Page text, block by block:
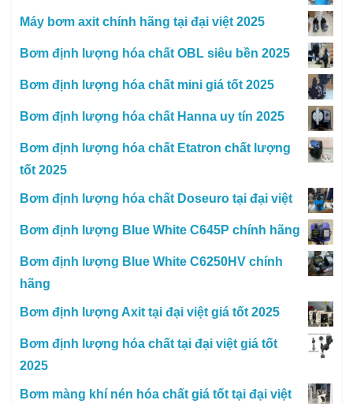
Máy bơm axit chính hãng tại đại việt 2025
Bơm định lượng hóa chất OBL siêu bền 2025
Bơm định lượng hóa chất mini giá tốt 2025
Bơm định lượng hóa chất Hanna uy tín 2025
Bơm định lượng hóa chất Etatron chất lượng
tốt 2025
Bơm định lượng hóa chất Doseuro tại đại việt
Bơm định lượng Blue White C645P chính hãng
Bơm định lượng Blue White C6250HV chính
hãng
Bơm định lượng Axit tại đại việt giá tốt 2025
Bơm định lượng hóa chất tại đại việt giá tốt
2025
Bơm màng khí nén hóa chất giá tốt tại đại việt